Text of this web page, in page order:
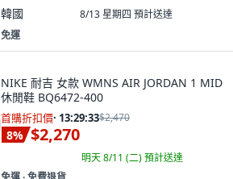
韓國 8/13 星期四 預計送達
免運
NIKE 耐吉 女款 WMNS AIR JORDAN 1 MID
休閒鞋 BQ6472-400
首購折扣價· 13:29:32$2,470
8% $2,270
明天 8/11 (二)預計送達